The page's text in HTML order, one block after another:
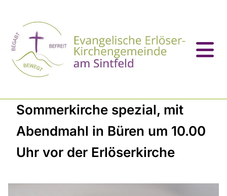
Sommerkirche spezial, mit
Abendmahl in Büren um 10.00
Uhr vor der Erlöserkirche